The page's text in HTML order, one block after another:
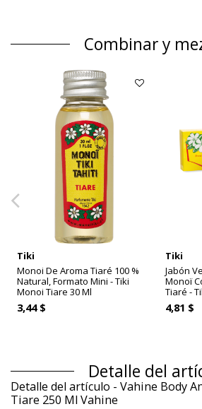
Combinar y
Tiki
Monoi De Aroma Tiaré 100 %
Natural, Formato Mini - Tiki
Monoi Tiare 30 Ml
3,44 $
Tiki
Jabón
Monoï
Tiaré -
4,81 $
Detalle del
Detalle del artículo - Vahine Body
Tiare 250 Ml Vahine